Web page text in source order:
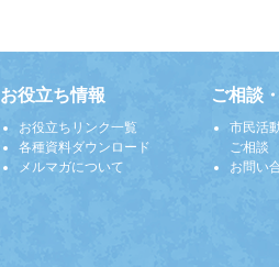
お役立ち情報
お役立ちリンク一覧
各種資料ダウンロード
メルマガについて
ご相談
市民活
ご相談
お問い